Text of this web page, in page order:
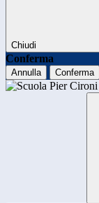
Chiudi
Conferma
Annulla Conferma